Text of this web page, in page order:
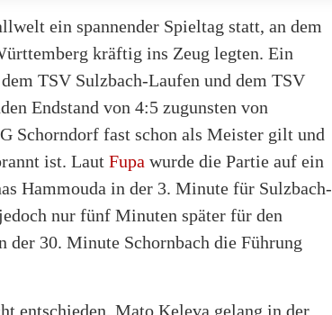
ein spannender Spieltag statt, an dem
kräftig ins Zeug legten. Ein
TSV Sulzbach-Laufen und dem TSV
Endstand von 4:5 zugunsten von
Schorndorf fast schon als Meister gilt und
ist. Laut Fupa wurde die Partie auf ein
Hammouda in der 3. Minute für Sulzbach-
nur fünf Minuten später für den
30. Minute Schornbach die Führung
entschieden. Mato Keleva gelang in der